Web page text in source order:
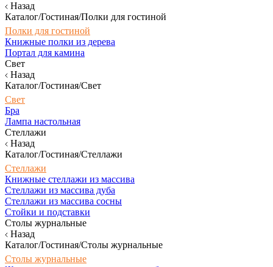
Назад
Каталог/Гостиная/Полки для гостиной
Полки для гостиной
Книжные полки из дерева
Портал для камина
Свет
Назад
Каталог/Гостиная/Свет
Свет
Бра
Лампа настольная
Стеллажи
Назад
Каталог/Гостиная/Стеллажи
Стеллажи
Книжные стеллажи из массива
Стеллажи из массива дуба
Стеллажи из массива сосны
Стойки и подставки
Столы журнальные
Назад
Каталог/Гостиная/Столы журнальные
Столы журнальные